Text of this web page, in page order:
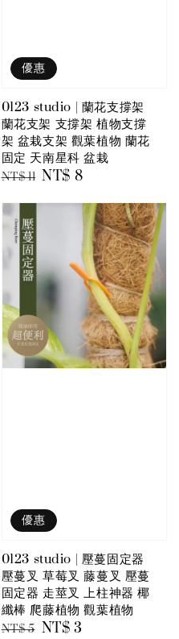
優惠
0123 studio | 蘭花支撐架
蘭花支架 支撐架 植物支撐
架 盆栽支架 觀葉植物 蘭花
固定 天南星科 盆栽
Regular
NT$ 11 Sale
NT$ 8
優惠
0123 studio | 壓蔓固定器
壓蔓叉 草莓叉 藤蔓叉 壓蔓
固定器 走莖叉 上柱神器 椰
纖棒 爬藤植物 觀葉植物
Regular
NT$ 5 Sale
NT$ 3